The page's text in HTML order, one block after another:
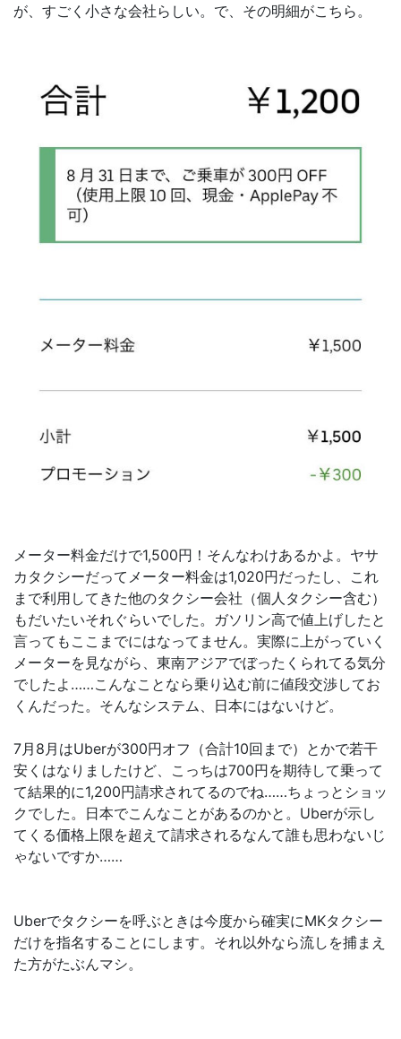
が、すごく小さな会社らしい。で、その明細がこちら。
メーター料金だけで1,500円！そんなわけあるかよ。ヤサ
カタクシーだってメーター料金は1,020円だったし、これ
まで利用してきた他のタクシー会社（個人タクシー含む）
もだいたいそれぐらいでした。ガソリン高で値上げしたと
言ってもここまでにはなってません。実際に上がっていく
メーターを見ながら、東南アジアでぼったくられてる気分
でしたよ……こんなことなら乗り込む前に値段交渉してお
くんだった。そんなシステム、日本にはないけど。
7月8月はUberが300円オフ（合計10回まで）とかで若干
安くはなりましたけど、こっちは700円を期待して乗って
て結果的に1,200円請求されてるのでね……ちょっとショッ
クでした。日本でこんなことがあるのかと。Uberが示し
てくる価格上限を超えて請求されるなんて誰も思わないじ
ゃないですか……
Uberでタクシーを呼ぶときは今度から確実にMKタクシー
だけを指名することにします。それ以外なら流しを捕まえ
た方がたぶんマシ。